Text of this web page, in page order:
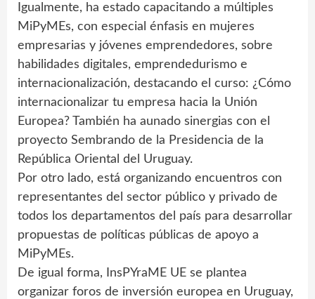
Igualmente, ha estado capacitando a múltiples
MiPyMEs, con especial énfasis en mujeres
empresarias y jóvenes emprendedores, sobre
habilidades digitales, emprendedurismo e
internacionalización, destacando el curso: ¿Cómo
internacionalizar tu empresa hacia la Unión
Europea? También ha aunado sinergias con el
proyecto Sembrando de la Presidencia de la
República Oriental del Uruguay.
Por otro lado, está organizando encuentros con
representantes del sector público y privado de
todos los departamentos del país para desarrollar
propuestas de políticas públicas de apoyo a
MiPyMEs.
De igual forma, InsPYraME UE se plantea
organizar foros de inversión europea en Uruguay,